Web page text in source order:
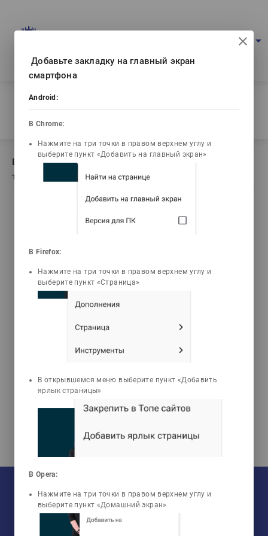
Eng arrow_drop_down
Home
/
Book description Дене шынықтыру және спорт теориясы
мен әдістемесі
Book description Дене шынықтыру және спорт
теориясы мен әдістемесі
Contents
library_books
live_help
Tests
Амиржанович
спорт теориясы мен
На текущий момент:
Мы сотрудничаем с
У нас обучается960групп
Зарегистрировано50759 пользователей
456806 элементов
Мы в соцсетях:
Добавьте закладку на главный экран
смартфона
Android:
В Chrome:
Нажмите на три точки в правом верхнем углу и
выберите пункт «Добавить на главный экран»
В Firefox:
Нажмите на три точки в правом верхнем углу и
выберите пункт «Страница»
В открывшемся меню выберите пункт «Добавить
ярлык страницы»
В Opera:
Нажмите на три точки в правом верхнем углу и
выберите пункт «Домашний экран»